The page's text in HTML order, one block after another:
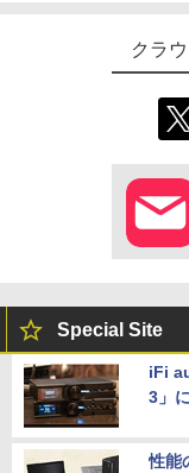
クラ
Special Site
iFi
3」
性能